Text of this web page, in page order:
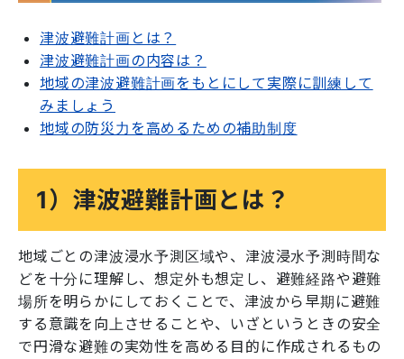
津波避難計画とは？
津波避難計画の内容は？
地域の津波避難計画をもとにして実際に訓練して
みましょう
地域の防災力を高めるための補助制度
1）津波避難計画とは？
地域ごとの津波浸水予測区域や、津波浸水予測時間な
どを十分に理解し、想定外も想定し、避難経路や避難
場所を明らかにしておくことで、津波から早期に避難
する意識を向上させることや、いざというときの安全
で円滑な避難の実効性を高める目的に作成されるもの